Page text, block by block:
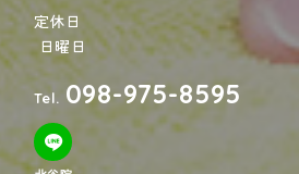
定休日
日曜日
Tel. 098-975-8595